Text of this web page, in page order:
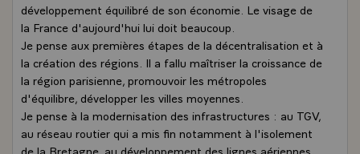
développement équilibré de son économie. Le visage de
la France d'aujourd'hui lui doit beaucoup.
Je pense aux premières étapes de la décentralisation et à
la création des régions. Il a fallu maîtriser la croissance de
la région parisienne, promouvoir les métropoles
d'équilibre, développer les villes moyennes.
Je pense à la modernisation des infrastructures : au TGV,
au réseau routier qui a mis fin notamment à l'isolement
de la Bretagne, au développement des lignes aériennes,